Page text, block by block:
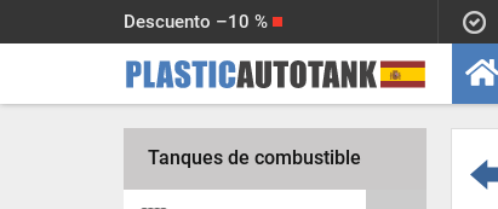
Descuento –10 %
Tanques de combustible